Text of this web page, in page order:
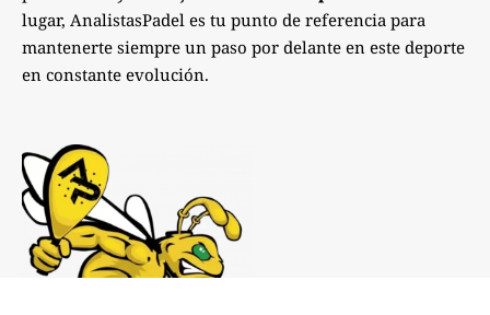
lugar, AnalistasPadel es tu punto de referencia para
mantenerte siempre un paso por delante en este deporte
en constante evolución.